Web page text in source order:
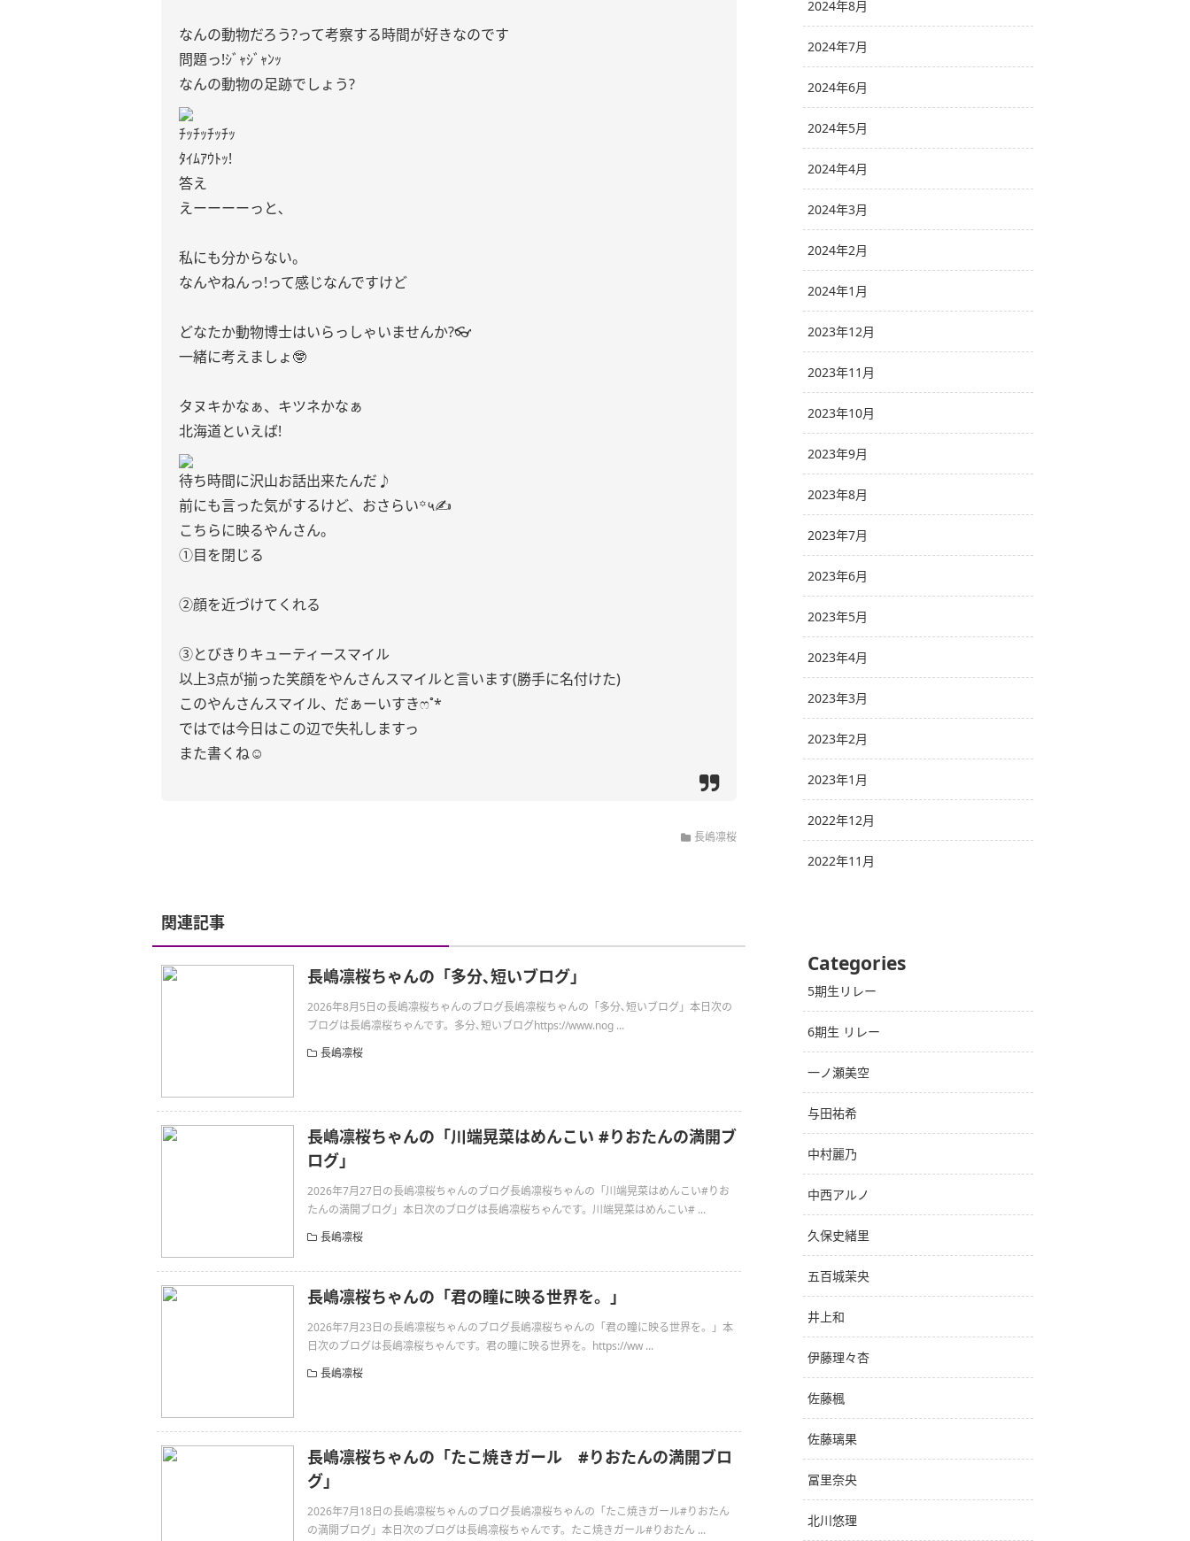
なんの動物だろう?って考察する時間が好きなのです
問題っ!ｼﾞｬｼﾞｬﾝｯ
なんの動物の足跡でしょう?
ﾁｯﾁｯﾁｯﾁｯ
ﾀｲﾑｱｳﾄｯ!
答え
えーーーーっと､
私にも分からない。
なんやねんっ!って感じなんですけど
どなたか動物博士はいらっしゃいませんか?👓
一緒に考えましょ🤓
タヌキかなぁ、キツネかなぁ
北海道といえば!
待ち時間に沢山お話出来たんだ♪
前にも言った気がするけど、おさらい꙳५✍
こちらに映るやんさん。
①目を閉じる
②顔を近づけてくれる
③とびきりキューティースマイル
以上3点が揃った笑顔をやんさんスマイルと言います(勝手に名付けた)
このやんさんスマイル、だぁーいすきෆ˚*
ではでは今日はこの辺で失礼しますっ
また書くね☺︎
長嶋凛桜
関連記事
長嶋凛桜ちゃんの「多分､短いブログ」
2026年8月5日の長嶋凛桜ちゃんのブログ長嶋凛桜ちゃんの「多分､短いブログ」本日次の
ブログは長嶋凛桜ちゃんです。多分､短いブログhttps://www.nog ...
長嶋凛桜
長嶋凛桜ちゃんの「川端晃菜はめんこい #りおたんの満開ブ
ログ」
2026年7月27日の長嶋凛桜ちゃんのブログ長嶋凛桜ちゃんの「川端晃菜はめんこい#りお
たんの満開ブログ」本日次のブログは長嶋凛桜ちゃんです。川端晃菜はめんこい# ...
長嶋凛桜
長嶋凛桜ちゃんの「君の瞳に映る世界を。」
2026年7月23日の長嶋凛桜ちゃんのブログ長嶋凛桜ちゃんの「君の瞳に映る世界を。」本
日次のブログは長嶋凛桜ちゃんです。君の瞳に映る世界を。https://ww ...
長嶋凛桜
長嶋凛桜ちゃんの「たこ焼きガール #りおたんの満開ブロ
グ」
2026年7月18日の長嶋凛桜ちゃんのブログ長嶋凛桜ちゃんの「たこ焼きガール#りおたん
の満開ブログ」本日次のブログは長嶋凛桜ちゃんです。たこ焼きガール#りおたん ...
2024年8月
2024年7月
2024年6月
2024年5月
2024年4月
2024年3月
2024年2月
2024年1月
2023年12月
2023年11月
2023年10月
2023年9月
2023年8月
2023年7月
2023年6月
2023年5月
2023年4月
2023年3月
2023年2月
2023年1月
2022年12月
2022年11月
Categories
5期生リレー
6期生 リレー
一ノ瀬美空
与田祐希
中村麗乃
中西アルノ
久保史緒里
五百城茉央
井上和
伊藤理々杏
佐藤楓
佐藤璃果
冨里奈央
北川悠理